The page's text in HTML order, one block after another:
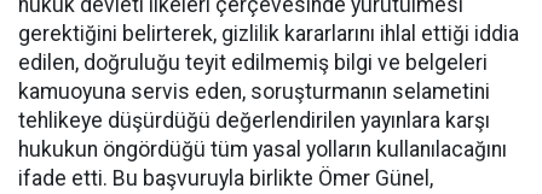
hukuk devleti ilkeleri çerçevesinde yürütülmesi
gerektiğini belirterek, gizlilik kararlarını ihlal ettiği iddia
edilen, doğruluğu teyit edilmemiş bilgi ve belgeleri
kamuoyuna servis eden, soruşturmanın selametini
tehlikeye düşürdüğü değerlendirilen yayınlara karşı
hukukun öngördüğü tüm yasal yolların kullanılacağını
ifade etti. Bu başvuruyla birlikte Ömer Günel,